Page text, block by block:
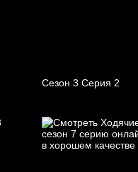
Сезон 3 Серия 2